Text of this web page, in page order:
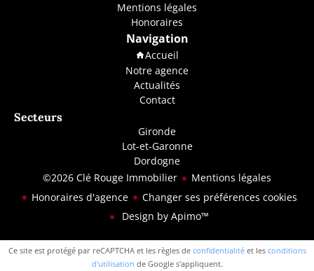
Mentions légales
Honoraires
Navigation
Accueil
Notre agence
Actualités
Contact
Secteurs
Gironde
Lot-et-Garonne
Dordogne
©2026 Clé Rouge Immobilier
Mentions légales
Honoraires d'agence
Changer ses préférences cookies
Design by Apimo™
Ce site est protégé par reCAPTCHA et les règles de confidentialitéet les conditions
d'utilisation de Google s'appliquent.